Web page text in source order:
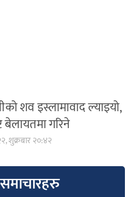
शव इस्लामावाद ल्याइयो,
बेलायतमा गरिने
शुक्रबार २०:४२